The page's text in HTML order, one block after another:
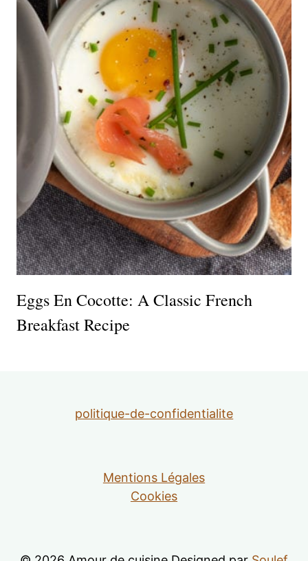
Eggs En Cocotte: A Classic French
Breakfast Recipe
politique-de-confidentialite
Mentions Légales
Cookies